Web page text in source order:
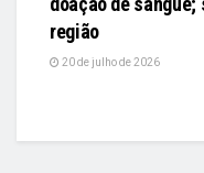
região
20 de julho de 2026